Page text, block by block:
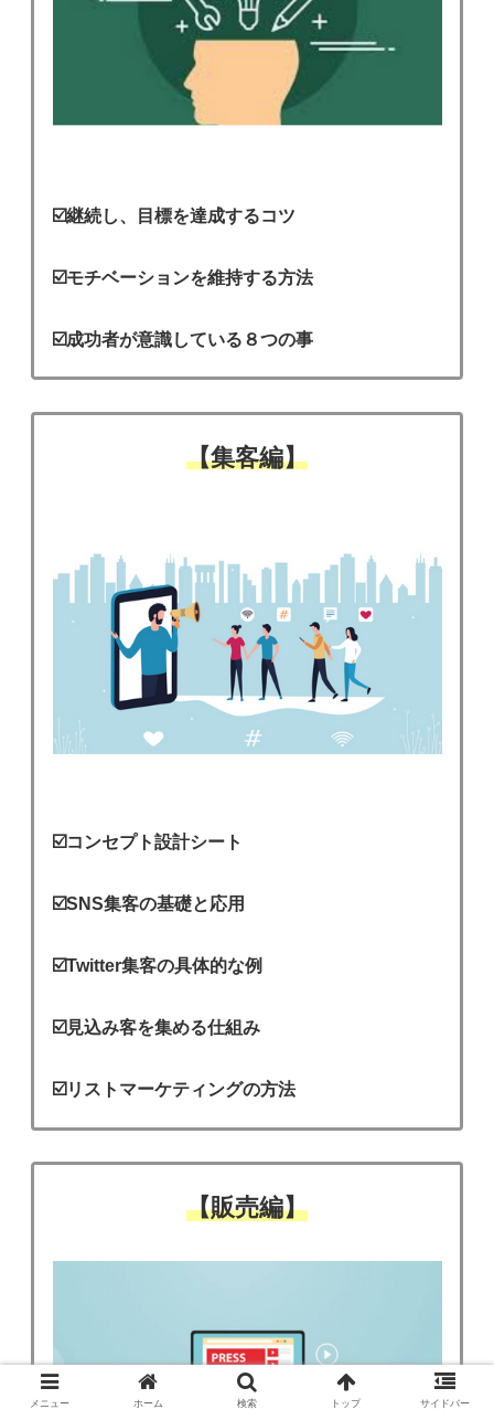
☑️継続し、目標を達成するコツ
☑️モチベーションを維持する方法
☑️成功者が意識している８つの事
【集客編】
☑️コンセプト設計シート
☑️SNS集客の基礎と応用
☑️Twitter集客の具体的な例
☑️見込み客を集める仕組み
☑️リストマーケティングの方法
【販売編】
メニュー ホーム 検索 トップ サイドバー